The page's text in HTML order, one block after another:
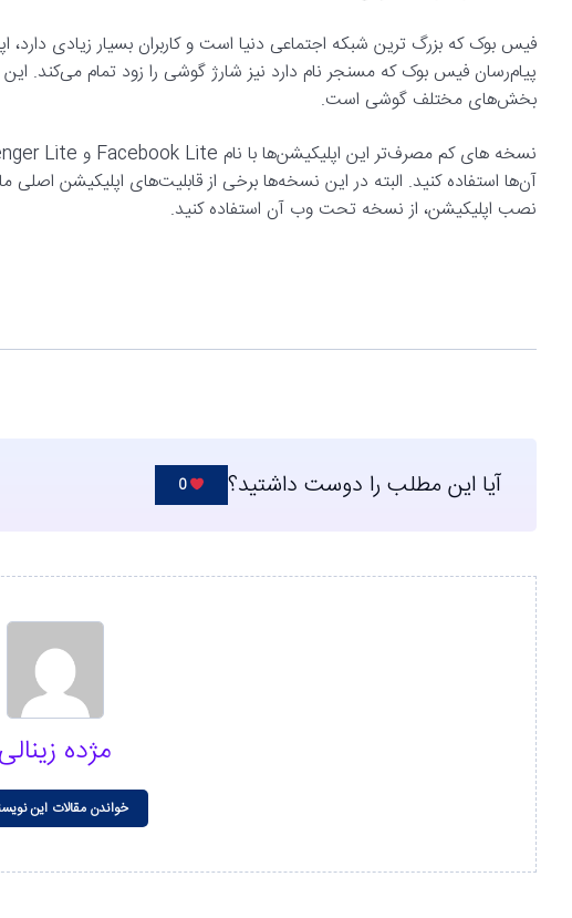
فیس بوک که بزرگ ترین شبکه اجتماعی دنیا است و کاربران بسیار زیادی
پیام‌رسان فیس بوک که مسنجر نام دارد نیز شارژ گوشی را زود تمام می‌کند.
بخش‌های مختلف گوشی است.
آن‌ها استفاده کنید. البته در این نسخه‌ها برخی از قابلیت‌های اپلیکیشن
نصب اپلیکیشن، از نسخه تحت وب آن استفاده کنید.
آیا این مطلب را دوست داشتید؟ 0
مژده زینالی
خواندن مقالات این